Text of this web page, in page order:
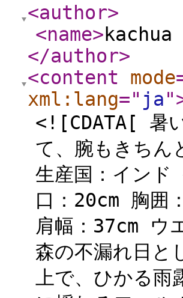
<author>
<name>
</author>
<content
mode
xml:lang=" ja"
<![CDATA[ 暑
て、腕もきちん
生産国：イン
口：20cm 胸囲
肩幅：37cm
森の不漏れ日と
上で、ひかる